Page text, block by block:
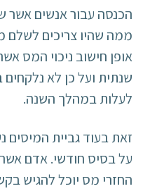
הכנסה עבור אנשים אשר
ממה שהיו צריכים לשלם
אופן חישוב ניכוי המס
שנתית ועל כן לא נלקחים
לעלות במהלך השנה.
זאת בעוד גביית
על בסיס חודשי. אדם אשר
החזרי מס יוכל להגיש